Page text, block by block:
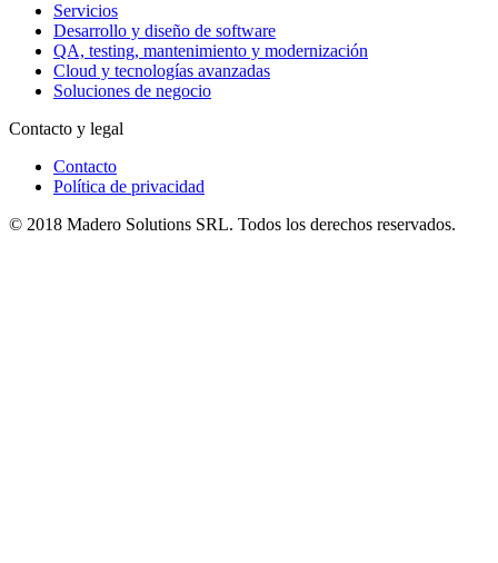
Servicios
Desarrollo y diseño de software
QA, testing, mantenimiento y modernización
Cloud y tecnologías avanzadas
Soluciones de negocio
Contacto y legal
Contacto
Política de privacidad
© 2018 Madero Solutions SRL. Todos los derechos reservados.